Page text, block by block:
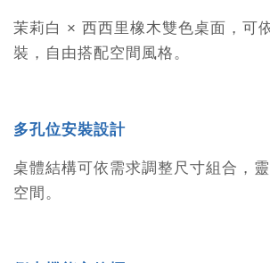
茉莉白 × 西西里橡木雙色桌面，可
裝，自由搭配空間風格。
多孔位安裝設計
桌體結構可依需求調整尺寸組合，
空間。